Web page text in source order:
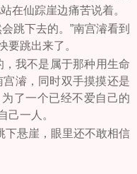
在仙踪崖边痛苦说着。
跳下去的。”南宫濬看到
要跳出来了。
，我不是属于那种用生命
濬，同时双手摸摸还是
了一个已经不爱自己的
己一人。
悬崖，眼里还不敢相信